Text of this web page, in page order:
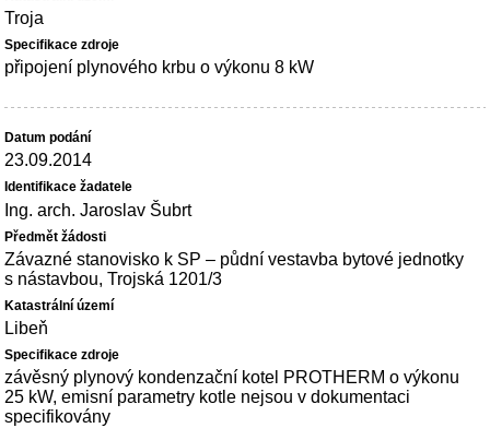
Troja
připojení plynového krbu o výkonu 8 kW
23.09.2014
Ing. arch. Jaroslav Šubrt
Závazné stanovisko k SP – půdní vestavba bytové jednotky
s nástavbou, Trojská 1201/3
Libeň
závěsný plynový kondenzační kotel PROTHERM o výkonu
25 kW, emisní parametry kotle nejsou v dokumentaci
specifikovány